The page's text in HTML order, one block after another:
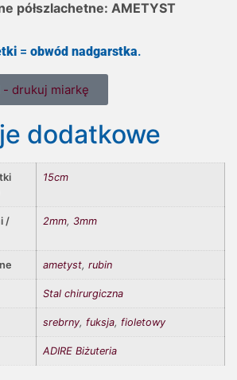
półszlachetne: AMETYST
= obwód nadgarstka.
drukuj miarkę
dodatkowe
15cm
/
2mm, 3mm
ametyst, rubin
Stal chirurgiczna
srebrny, fuksja, fioletowy
ADIRE Biżuteria